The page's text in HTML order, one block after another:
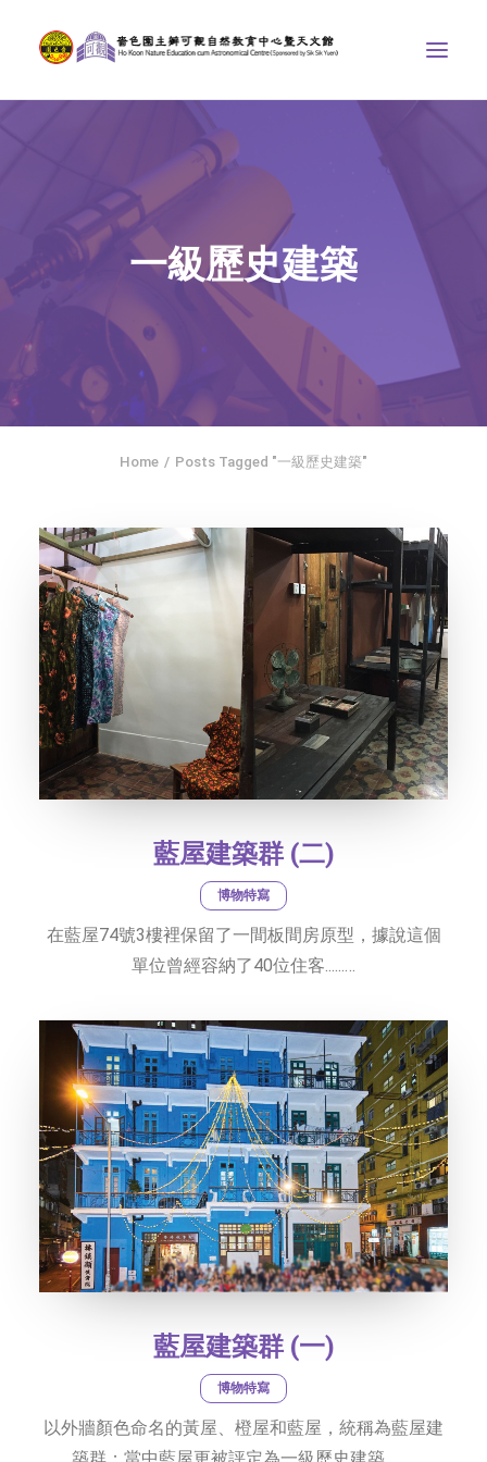
博物天地
比賽/專題計劃
SEARCH
社交平台
字型大小
一級歷史建築
Home Posts Tagged "一級歷史建築"
藍屋建築群 (二)
博物特寫
在藍屋74號3樓裡保留了一間板間房原型，據說這個
單位曾經容納了40位住客......…
藍屋建築群 (一)
博物特寫
以外牆顏色命名的黃屋、橙屋和藍屋，統稱為藍屋建